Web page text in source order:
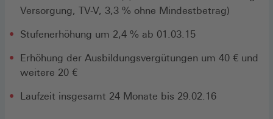
Versorgung, TV-V, 3,3 % ohne Mindestbetrag)
Stufenerhöhung um 2,4 % ab 01.03.15
Erhöhung der Ausbildungsvergütungen um 40 € und
weitere 20 €
Laufzeit insgesamt 24 Monate bis 29.02.16